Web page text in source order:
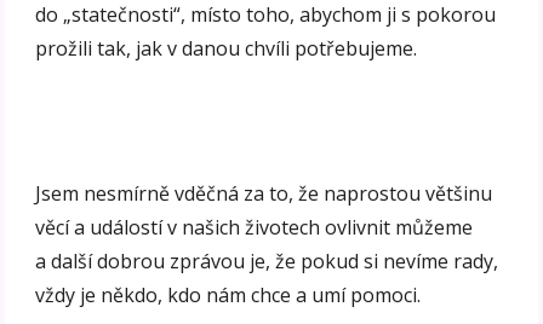
do „statečnosti“, místo toho, abychom ji s pokorou
prožili tak, jak v danou chvíli potřebujeme.
Jsem nesmírně vděčná za to, že naprostou většinu
věcí a událostí v našich životech ovlivnit můžeme
a další dobrou zprávou je, že pokud si nevíme rady,
vždy je někdo, kdo nám chce a umí pomoci.